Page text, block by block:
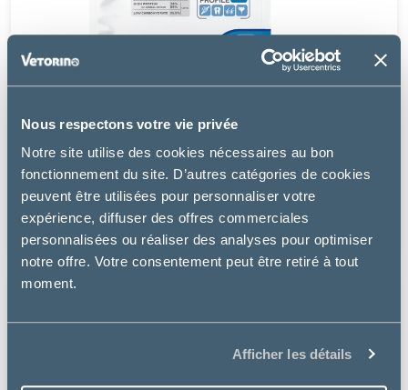
Nous respectons votre vie privée
Notre site utilise des cookies nécessaires au bon
fonctionnement du site. D’autres catégories de cookies
peuvent être utilisées pour personnaliser votre
expérience, diffuser des offres commerciales
personnalisées ou réaliser des analyses pour optimiser
notre offre. Votre consentement peut être retiré à tout
moment.
Afficher les détails
Virbac
ADULT NEUTERED SMALL & TOY - CHIEN
5.99€